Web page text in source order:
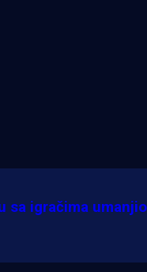
sa igračima umanjio